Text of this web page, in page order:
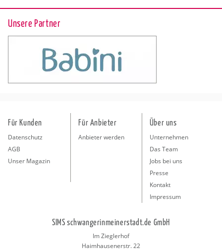
Unsere Partner
Für Kunden
Datenschutz
AGB
Unser Magazin
Für Anbieter
Anbieter werden
Über uns
Unternehmen
Das Team
Jobs bei uns
Presse
Kontakt
Impressum
SIMS schwangerinmeinerstadt.de GmbH
Im Zieglerhof
Haimhausenerstr. 22